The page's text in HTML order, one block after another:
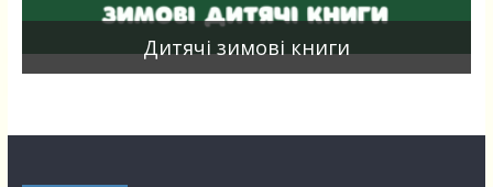
Дитячі зимові книги